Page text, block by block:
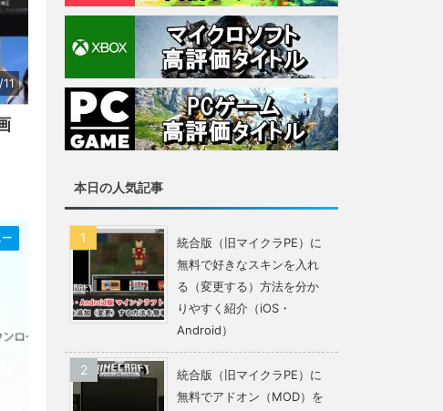
ー
本日の人気記事
統合版（旧マイクラPE）に
無料で好きなスキンを入れ
る（変更する）方法を分か
りやすく紹介（iOS・
Android）
統合版（旧マイクラPE）に
無料でアドオン（MOD）を